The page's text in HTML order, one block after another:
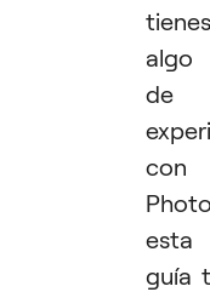
tienes
algo
de
con
esta
guía